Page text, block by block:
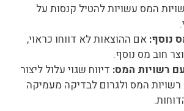
המס עשויות להטיל קנסות על
נוסף: אם ההוצאות לא דווחו כראוי,
חוב מס נוסף.
רשויות המס: דיווח שגוי עלול ליצור
המס ולגרום לבדיקה מעמיקה